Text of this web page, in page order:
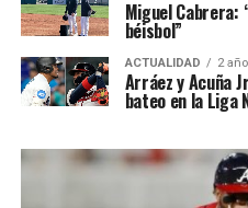
Miguel Cabrera:
béisbol”
ACTUALIDAD 2
Arráez y Acuña
bateo en la Liga